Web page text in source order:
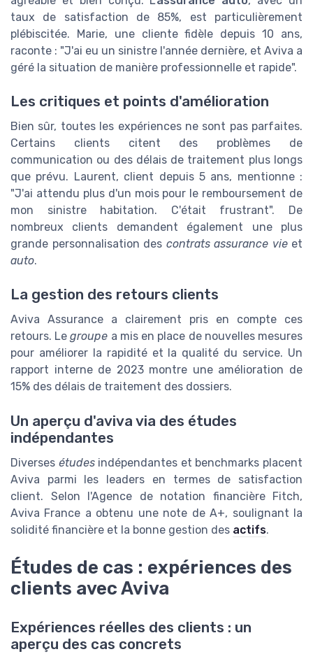
taux de satisfaction de 85%, est particulièrement
plébiscitée. Marie, une cliente fidèle depuis 10 ans,
raconte : "J'ai eu un sinistre l'année dernière, et Aviva a
géré la situation de manière professionnelle et rapide".
Les critiques et points d'amélioration
Bien sûr, toutes les expériences ne sont pas parfaites.
Certains clients citent des problèmes de
communication ou des délais de traitement plus longs
que prévu. Laurent, client depuis 5 ans, mentionne :
"J'ai attendu plus d'un mois pour le remboursement de
mon sinistre habitation. C'était frustrant". De
nombreux clients demandent également une plus
grande personnalisation des contrats assurance vieet
auto.
La gestion des retours clients
Aviva Assurance a clairement pris en compte ces
retours. Legroupe a mis en place de nouvelles mesures
pour améliorer la rapidité et la qualité du service. Un
rapport interne de 2023 montre une amélioration de
15% des délais de traitement des dossiers.
Un aperçu d'aviva via des études
indépendantes
Diverses étudesindépendantes et benchmarks placent
Aviva parmi les leaders en termes de satisfaction
client. Selon l'Agence de notation financière Fitch,
Aviva France a obtenu une note de A+, soulignant la
solidité financière et la bonne gestion des actifs.
Études de cas : expériences des
clients avec Aviva
Expériences réelles des clients : un
aperçu des cas concrets